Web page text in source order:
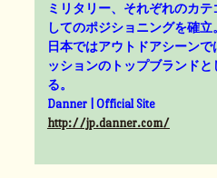
ミリタリー、それぞれのカ
してのポジショニングを確立
日本ではアウトドアシーン
ッションのトップブランド
る。
Danner | Official Site
http://jp.danner.com/